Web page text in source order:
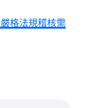
格法規稽核需